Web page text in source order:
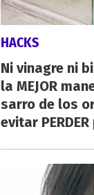
HACKS
Ni vinagre ni
la MEJOR
sarro de los
evitar